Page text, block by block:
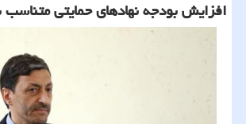
افزایش بودجه نهادهای حمایتی متناسب